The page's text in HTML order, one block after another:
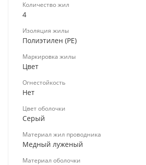
Количество жил
4
Изоляция жилы
Полиэтилен (PE)
Маркировка жилы
Цвет
Огнестойкость
Нет
Цвет оболочки
Серый
Материал жил проводника
Медный луженый
Материал оболочки